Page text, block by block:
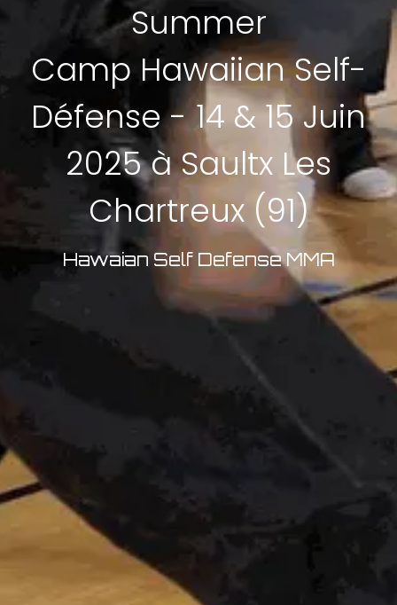
Summer
Camp Hawaiian Self-
Défense - 14 & 15 Juin
2025 à Saultx Les
Chartreux (91)
Hawaian Self Defense MMA